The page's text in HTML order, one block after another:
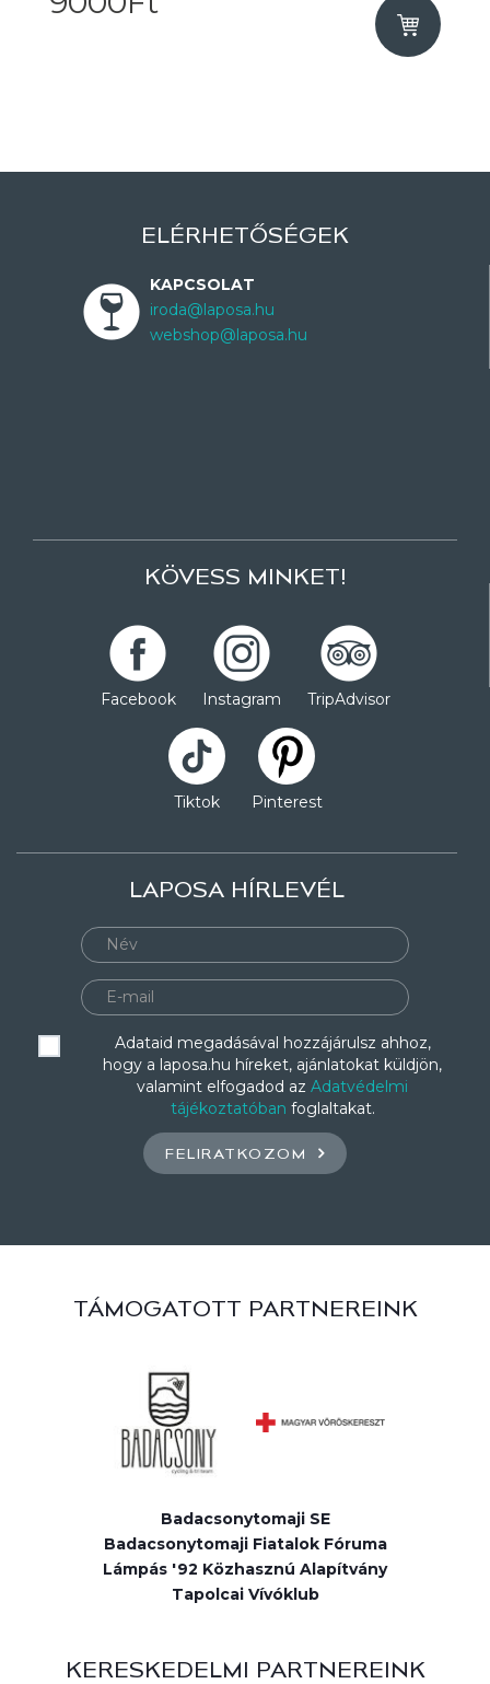
ELÉRHETŐSÉGEK
KAPCSOLAT
iroda@laposa.hu
webshop@laposa.hu
KÖVESS MINKET!
Facebook Instagram TripAdvisor
Tiktok Pinterest
LAPOSA HÍRLEVÉL
Adataid megadásával hozzájárulsz ahhoz,
hogy a laposa.hu híreket, ajánlatokat küldjön,
valamint elfogadod az Adatvédelmi
tájékoztatóban foglaltakat.
FELIRATKOZOM
TÁMOGATOTT PARTNEREINK
Badacsonytomaji SE
Badacsonytomaji Fiatalok Fóruma
Lámpás '92 Közhasznú Alapítvány
Tapolcai Vívóklub
KERESKEDELMI PARTNEREINK